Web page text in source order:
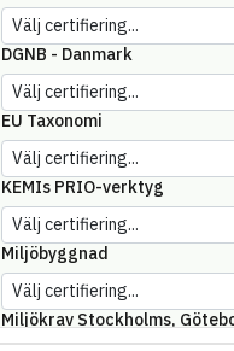
DGNB - Danmark
EU Taxonomi
KEMIs PRIO-verktyg
Miljöbyggnad
Miljökrav Stockholms,
eller Malmö stad